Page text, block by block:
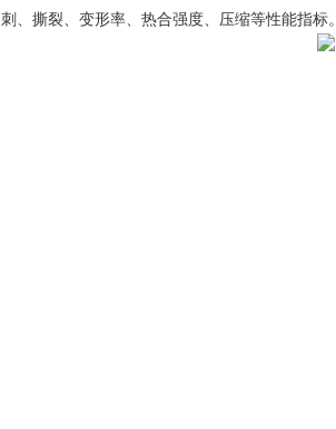
刺、撕裂、变形率、热合强度、压缩等性能指标。